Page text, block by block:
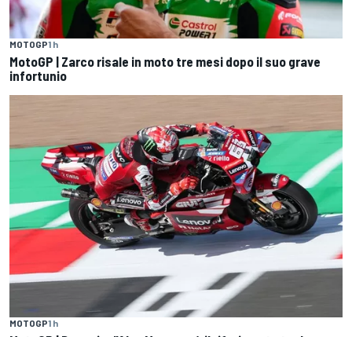
MOTOGP1 h
MotoGP | Zarco risale in moto tre mesi dopo il suo grave
infortunio
MOTOGP1 h